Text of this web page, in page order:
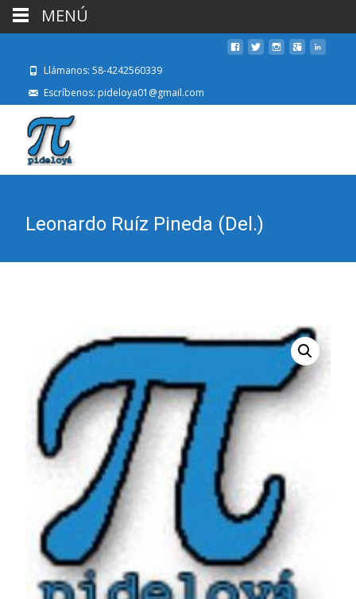
Llámanos: 58-4242560339
Escríbenos: pideloya01@gmail.com
Leonardo Ruíz Pineda (Del.)
MENÚ